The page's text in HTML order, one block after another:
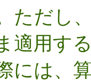
ただし
適用す
には、